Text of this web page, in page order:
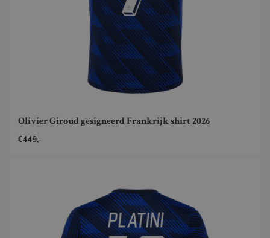
Olivier Giroud gesigneerd Frankrijk shirt 2026
€449,-